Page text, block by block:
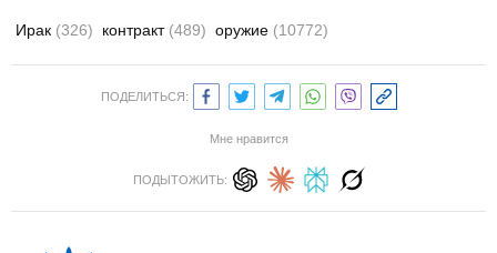
Ирак (326) контракт (489) оружие (10772)
ПОДЕЛИТЬСЯ:
Мне нравится
ПОДЫТОЖИТЬ: